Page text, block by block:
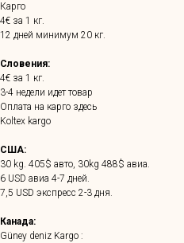
Карго
4€ за 1 кг.
12 дней минимум 20 кг.
Словения:
4€ за 1 кг.
3-4 недели идет товар
Оплата на карго здесь
Koltex kargo
США:
30 kg. 405$ авто, 30kg 488$ авиа.
6 USD авиа 4-7 дней.
7,5 USD экспресс 2-3 дня.
Канада:
Güney deniz Kargo :